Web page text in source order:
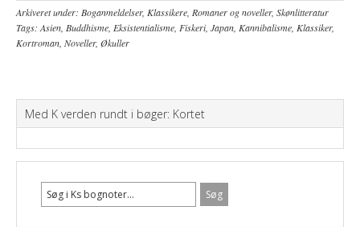
Arkiveret under: Boganmeldelser, Klassikere Romaner og noveller, Skønlitteratur
Tags: Asien Buddhisme Eksistentialisme Fiskeri, Japan Kannibalisme Klassiker,
Kortroman Noveller, Økuller
Med K verden rundt i bøger: Kortet